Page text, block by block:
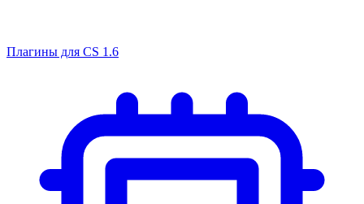
Плагины для CS 1.6